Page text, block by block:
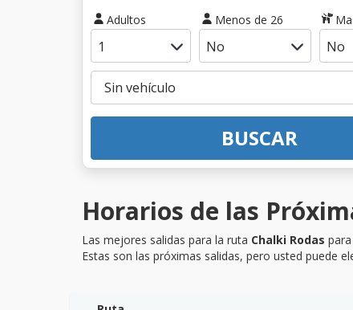
Adultos Menos de 26
BUSCAR
Horarios de las
Las mejores salidas para la ruta Chalki Rodas
Estas son las próximas salidas, pero usted puede